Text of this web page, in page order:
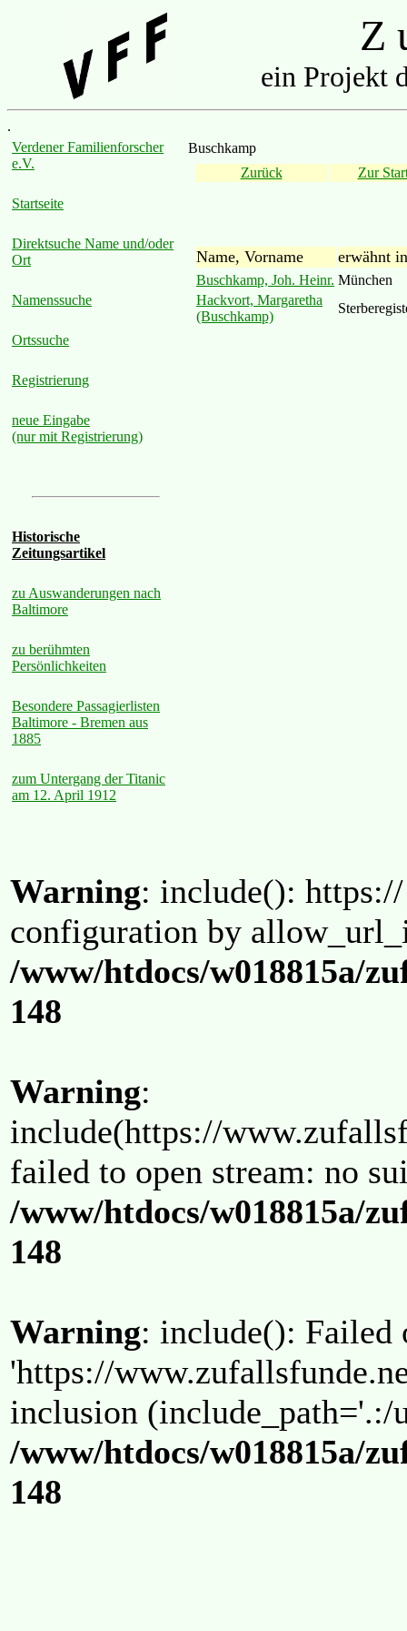
Z
ein Projekt
.
Verdener Familienforscher
e.V.
Startseite
Direktsuche Name und/oder
Ort
Namenssuche
Ortssuche
Registrierung
neue Eingabe
(nur mit Registrierung)
Historische
Zeitungsartikel
zu Auswanderungen nach
Baltimore
zu berühmten
Persönlichkeiten
Besondere Passagierlisten
Baltimore - Bremen aus
1885
zum Untergang der Titanic
am 12. April 1912
Buschkamp
Zurück
Zur
Name, Vorname erwähnt in
Buschkamp, Joh. Heinr. München
Hackvort, Margaretha
(Buschkamp)
Warning: include():
configuration by
/www/htdocs/w018815a/
148
Warning:
include(https://
failed to open stream: no
/www/htdocs/w018815a/
148
Warning: include(): Failed
'https://
inclusion (include_path='.:/
/www/htdocs/w018815a/
148